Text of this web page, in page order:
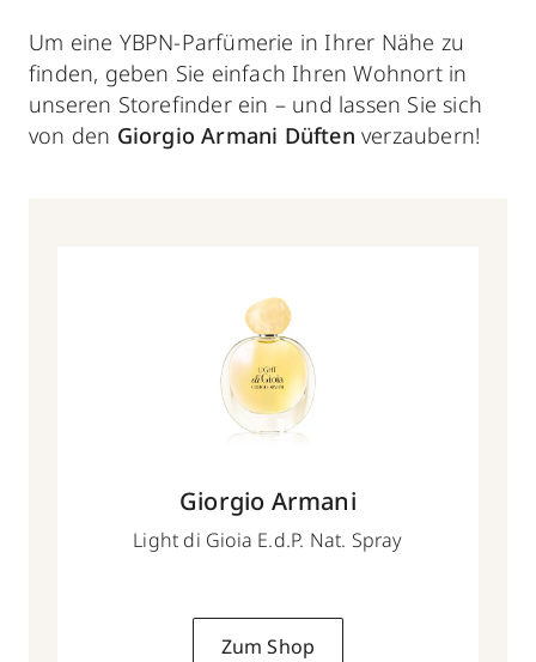
Um eine YBPN-Parfümerie in Ihrer Nähe zu
finden, geben Sie einfach Ihren Wohnort in
unseren Storefinder ein – und lassen Sie sich
von den Giorgio Armani Düftenverzaubern!
Giorgio Armani
Light di Gioia E.d.P. Nat. Spray
Zum Shop